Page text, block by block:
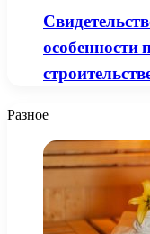
особенности
Разное